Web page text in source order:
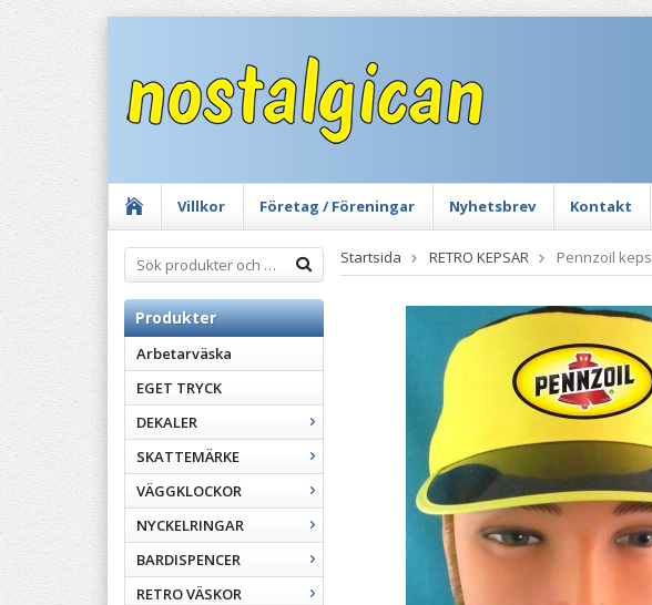
Villkor Företag / Föreningar Nyhetsbrev Kontakt
Produkter
Arbetarväska
EGET TRYCK
DEKALER
SKATTEMÄRKE
VÄGGKLOCKOR
NYCKELRINGAR
BARDISPENCER
RETRO VÄSKOR
Startsida RETRO KEPSAR Pennzoil keps